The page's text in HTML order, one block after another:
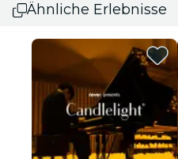
Ähnliche Erlebnisse